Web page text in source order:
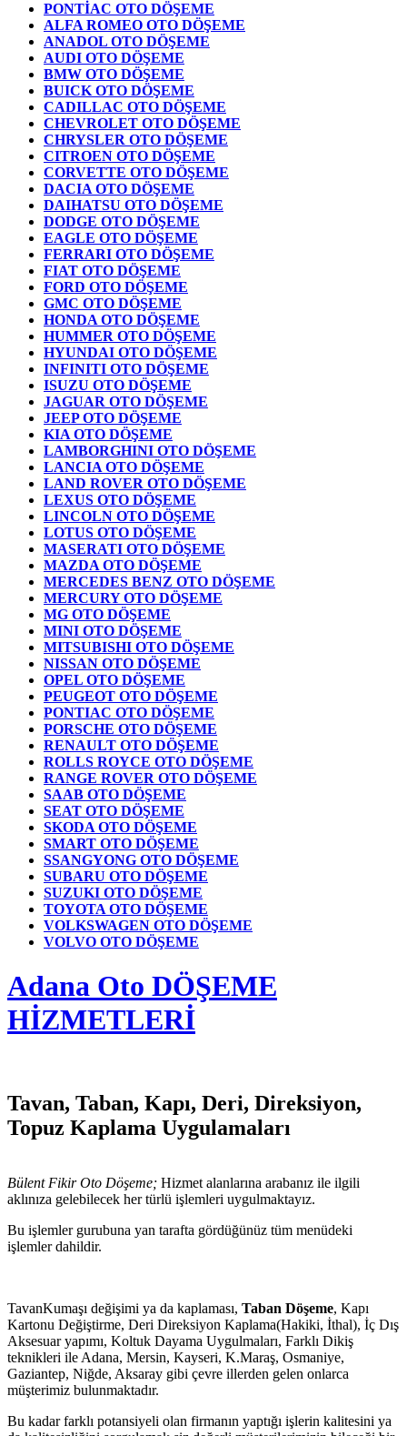
PONTİAC OTO DÖŞEME
ALFA ROMEO OTO DÖŞEME
ANADOL OTO DÖŞEME
AUDI OTO DÖŞEME
BMW OTO DÖŞEME
BUICK OTO DÖŞEME
CADILLAC OTO DÖŞEME
CHEVROLET OTO DÖŞEME
CHRYSLER OTO DÖŞEME
CITROEN OTO DÖŞEME
CORVETTE OTO DÖŞEME
DACIA OTO DÖŞEME
DAIHATSU OTO DÖŞEME
DODGE OTO DÖŞEME
EAGLE OTO DÖŞEME
FERRARI OTO DÖŞEME
FIAT OTO DÖŞEME
FORD OTO DÖŞEME
GMC OTO DÖŞEME
HONDA OTO DÖŞEME
HUMMER OTO DÖŞEME
HYUNDAI OTO DÖŞEME
INFINITI OTO DÖŞEME
ISUZU OTO DÖŞEME
JAGUAR OTO DÖŞEME
JEEP OTO DÖŞEME
KIA OTO DÖŞEME
LAMBORGHINI OTO DÖŞEME
LANCIA OTO DÖŞEME
LAND ROVER OTO DÖŞEME
LEXUS OTO DÖŞEME
LINCOLN OTO DÖŞEME
LOTUS OTO DÖŞEME
MASERATI OTO DÖŞEME
MAZDA OTO DÖŞEME
MERCEDES BENZ OTO DÖŞEME
MERCURY OTO DÖŞEME
MG OTO DÖŞEME
MINI OTO DÖŞEME
MITSUBISHI OTO DÖŞEME
NISSAN OTO DÖŞEME
OPEL OTO DÖŞEME
PEUGEOT OTO DÖŞEME
PONTIAC OTO DÖŞEME
PORSCHE OTO DÖŞEME
RENAULT OTO DÖŞEME
ROLLS ROYCE OTO DÖŞEME
RANGE ROVER OTO DÖŞEME
SAAB OTO DÖŞEME
SEAT OTO DÖŞEME
SKODA OTO DÖŞEME
SMART OTO DÖŞEME
SSANGYONG OTO DÖŞEME
SUBARU OTO DÖŞEME
SUZUKI OTO DÖŞEME
TOYOTA OTO DÖŞEME
VOLKSWAGEN OTO DÖŞEME
VOLVO OTO DÖŞEME
Adana Oto DÖŞEME
HİZMETLERİ
Tavan, Taban, Kapı, Deri, Direksiyon,
Topuz Kaplama Uygulamaları
Bülent Fikir Oto Döşeme; Hizmet alanlarına arabanız ile ilgili
aklınıza gelebilecek her türlü işlemleri uygulmaktayız.
Bu işlemler gurubuna yan tarafta gördüğünüz tüm menüdeki
işlemler dahildir.
TavanKumaşı değişimi ya da kaplaması, Taban Döşeme, Kapı
Kartonu Değiştirme, Deri Direksiyon Kaplama(Hakiki, İthal), İç Dış
Aksesuar yapımı, Koltuk Dayama Uygulmaları, Farklı Dikiş
teknikleri ile Adana, Mersin, Kayseri, K.Maraş, Osmaniye,
Gaziantep, Niğde, Aksaray gibi çevre illerden gelen onlarca
müşterimiz bulunmaktadır.
Bu kadar farklı potansiyeli olan firmanın yaptığı işlerin kalitesini ya